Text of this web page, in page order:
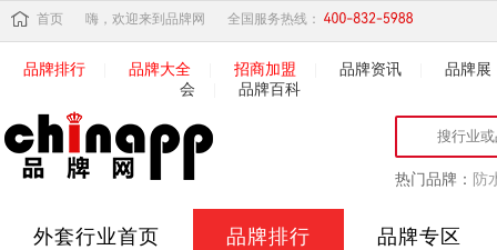
首页 嗨，欢迎来到品牌网 全国服务热线：
品牌排行 品牌大全 招商加盟 品牌资讯
品牌展
会
品牌百科
热门品牌： 防
外套行业首页 品牌排行 品牌专区